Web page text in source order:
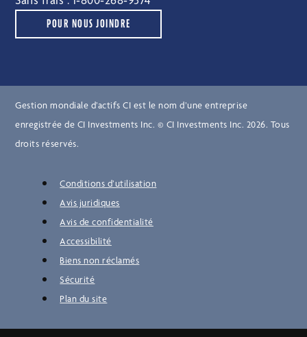
POUR NOUS JOINDRE
Gestion mondiale d’actifs CI est le nom d’une entreprise
enregistrée de CI Investments Inc. © CI Investments Inc. 2026. Tous
droits réservés.
Conditions d’utilisation
Avis juridiques
Avis de confidentialité
Accessibilité
Biens non réclamés
Sécurité
Plan du site